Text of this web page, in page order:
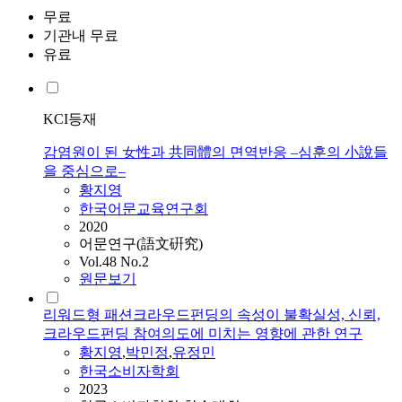
무료
기관내 무료
유료
KCI등재
감염원이 된 女性과 共同體의 면역반응 –심훈의 小說들
을 중심으로–
황지영
한국어문교육연구회
2020
어문연구(語文硏究)
Vol.48 No.2
원문보기
리워드형 패션크라우드펀딩의 속성이 불확실성, 신뢰,
크라우드펀딩 참여의도에 미치는 영향에 관한 연구
황지영,박민정,유정민
한국소비자학회
2023